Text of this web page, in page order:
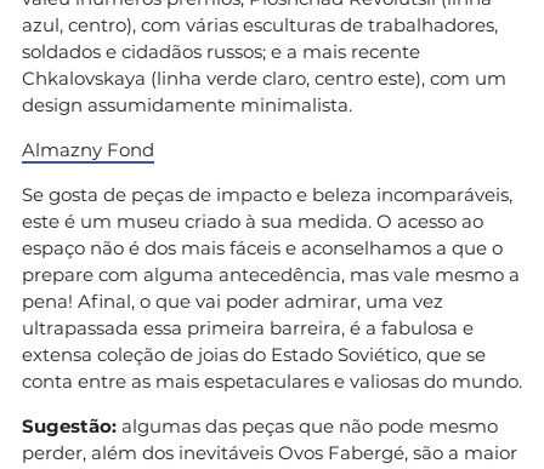
azul, centro), com várias esculturas de trabalhadores,
soldados e cidadãos russos; e a mais recente
Chkalovskaya (linha verde claro, centro este), com um
design assumidamente minimalista.
Almazny Fond
Se gosta de peças de impacto e beleza incomparáveis,
este é um museu criado à sua medida. O acesso ao
espaço não é dos mais fáceis e aconselhamos a que o
prepare com alguma antecedência, mas vale mesmo a
pena! Afinal, o que vai poder admirar, uma vez
ultrapassada essa primeira barreira, é a fabulosa e
extensa coleção de joias do Estado Soviético, que se
conta entre as mais espetaculares e valiosas do mundo.
Sugestão: algumas das peças que não pode mesmo
perder, além dos inevitáveis Ovos Fabergé, são a maior